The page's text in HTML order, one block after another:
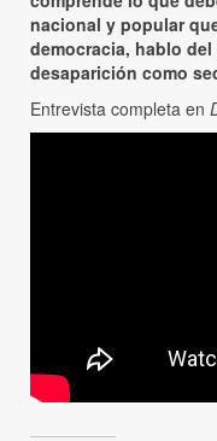
nacional y popular
democracia, hablo
desaparición como
Entrevista completa en